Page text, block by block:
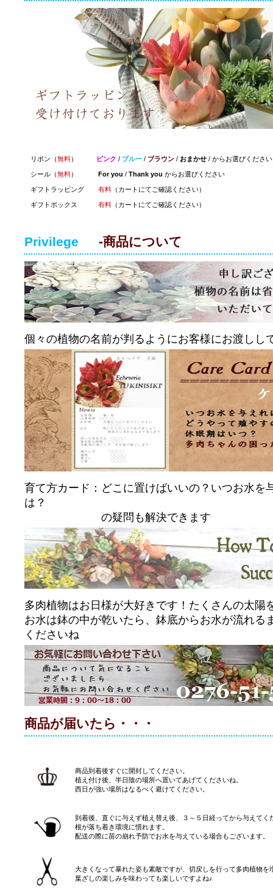
リボン（無料） ピンク / ブルー / ブラウン / おまかせ / からお選びください
シール（無料） For you / Thank you からお選びください
ギフトラッピング 有料 （カートにてご確認ください）
ギフトボックス 有料 （カートにてご確認ください）
Privilege -商品について
個々の植物の名前が判るようにお客様にお渡しし
育て方カード：どこに置けばいいの？いつお水を
は？
の疑問も解決できます
多肉植物はお日様が大好きです！たくさんの太陽
お水は鉢の中が乾いたら、鉢底からお水が流れる
くださいね
商品が届いたら・・・
商品到着後すぐに開封してください。
植え付け後、半日陰の場所へ置いてあげてくださいね。
西日が強い場所はなるべく避けてください。
到着後、直ぐに与えず植え替え後、３～５日経ってから与えてく
根が落ち着き環境に慣れます。
配送の際に苗の崩れ予防でお水を与えている場合もございます。
大きくなって暴れた姿も素敵ですが、切戻しを行って多肉植物を
葉ざしの楽しみを味わっても楽しいですよね♪